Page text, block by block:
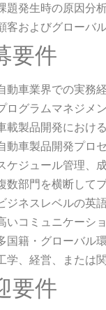
題発生時の原因分
客およびグローバ
要件
動車業界での実務
ログラムマネジメ
載製品開発におけ
動車製品開発プロ
ケジュール管理、
数部門を横断して
ジネスレベルの英
いコミュニケーシ
国籍・グローバル
学、経営、または
要件